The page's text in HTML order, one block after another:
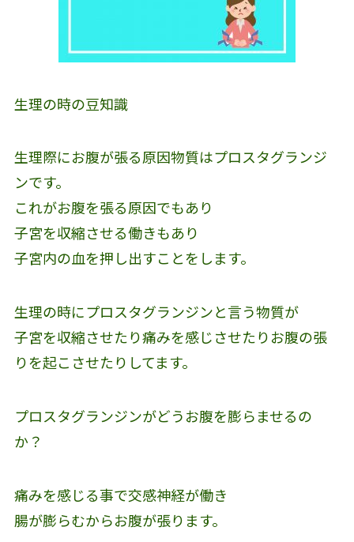
生理の時の豆知識
生理際にお腹が張る原因物質はプロスタグランジ
ンです。
これがお腹を張る原因でもあり
子宮を収縮させる働きもあり
子宮内の血を押し出すことをします。
生理の時にプロスタグランジンと言う物質が
子宮を収縮させたり痛みを感じさせたりお腹の張
りを起こさせたりしてます。
プロスタグランジンがどうお腹を膨らませるの
か？
痛みを感じる事で交感神経が働き
腸が膨らむからお腹が張ります。